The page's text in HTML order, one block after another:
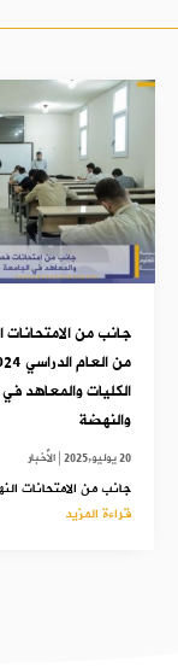
جانب من الامتحانات
الكليات والمعاهد
والنهضة
20 يوليو,2025 |الأخبار
جانب من الامتحانات
قراءة المزيد